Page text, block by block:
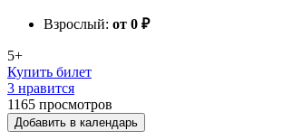
Взрослый: от 0 ₽
5+
Купить билет
3 нравится
1165 просмотров
Добавить в календарь